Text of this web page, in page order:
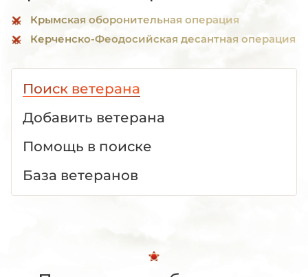
Крымская оборонительная операция
Керченско-Феодосийская десантная операция
Поиск ветерана
Добавить ветерана
Помощь в поиске
База ветеранов